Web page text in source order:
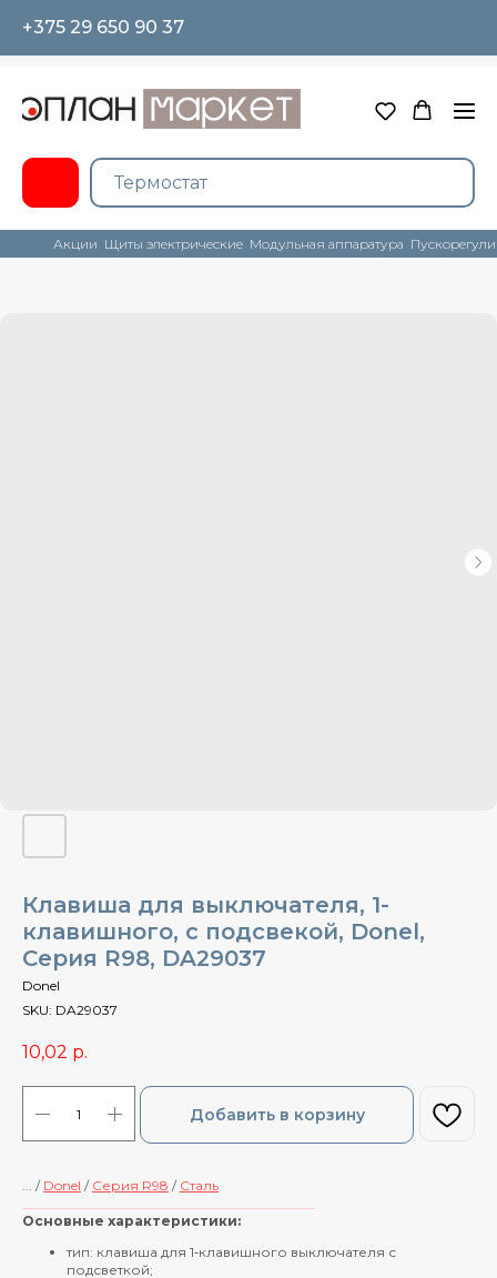
+375 29 650 90 37
Акции Щиты электрические Модульная аппаратура
Клавиша для выключателя, 1-
клавишного, с подсвекой, Donel,
Cерия R98, DA29037
Donel
SKU: DA29037
10,02 р.
Добавить в корзину
... / Donel / Cерия R98 / Сталь
Основные характеристики:
тип: клавиша для 1‑клавишного выключателя с
подсветкой;